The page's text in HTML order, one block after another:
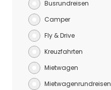
Busrundreisen
Camper
Fly & Drive
Kreuzfahrten
Mietwagen
Mietwagenrundreisen